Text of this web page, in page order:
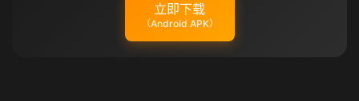
立即下载
（Android APK）